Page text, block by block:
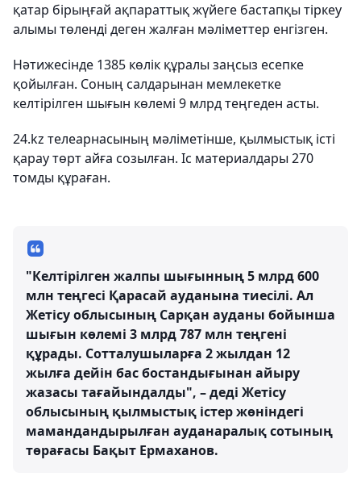
қатар бірыңғай ақпараттық жүйеге бастапқы тіркеу
алымы төленді деген жалған мәліметтер енгізген.
Нәтижесінде 1385 көлік құралы заңсыз есепке
қойылған. Соның салдарынан мемлекетке
келтірілген шығын көлемі 9 млрд теңгеден асты.
24.kz телеарнасының мәліметінше, қылмыстық істі
қарау төрт айға созылған. Іс материалдары 270
томды құраған.
"Келтірілген жалпы шығынның 5 млрд 600
млн теңгесі Қарасай ауданына тиесілі. Ал
Жетісу облысының Сарқан ауданы бойынша
шығын көлемі 3 млрд 787 млн теңгені
құрады. Сотталушыларға 2 жылдан 12
жылға дейін бас бостандығынан айыру
жазасы тағайындалды", – деді Жетісу
облысының қылмыстық істер жөніндегі
мамандандырылған ауданаралық сотының
төрағасы Бақыт Ермаханов.